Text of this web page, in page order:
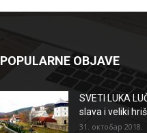
POPULARNE OBJAVE
SVETI LUKA
slava i veliki
31. октобар 2018.